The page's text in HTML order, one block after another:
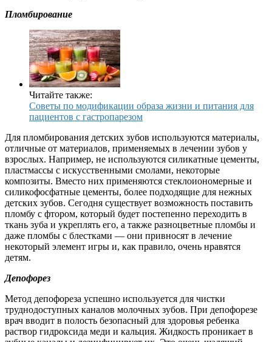
Пломбирование
Читайте также:
Советы по модификации образа жизни и питания для
пациентов с гастропарезом
Для пломбирования детских зубов используются материалы,
отличные от материалов, применяемых в лечении зубов у
взрослых. Например, не используются силикатные цементы,
пластмассы с искусственными смолами, некоторые
композиты. Вместо них применяются стеклоиономерные и
силикофосфатные цементы, более подходящие для нежных
детских зубов. Сегодня существует возможность поставить
пломбу с фтором, который будет постепенно переходить в
ткань зуба и укреплять его, а также разноцветные пломбы и
даже пломбы с блестками — они привносят в лечение
некоторый элемент игры и, как правило, очень нравятся
детям.
Депофорез
Метод депофореза успешно используется для чистки
труднодоступных каналов молочных зубов. При депофорезе
врач вводит в полость безопасный для здоровья ребенка
раствор гидроксида меди и кальция. Жидкость проникает в